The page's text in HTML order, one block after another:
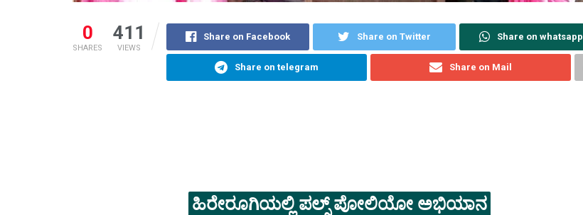
0
SHARES
411
VIEWS
Share on Facebook Share on Twitter Share on whatsapp
Share on telegram Share on Mail
ಹಿರೇರೂಗಿಯಲ್ಲಿ ಪಲ್ಸ್ ಪೋಲಿಯೋ ಅಭಿಯಾನ